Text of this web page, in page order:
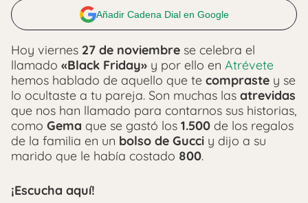
Añadir Cadena Dial en Google
Hoy viernes 27 de noviembre se celebra el
llamado «Black Friday» y por ello en Atrévete
hemos hablado de aquello que te compraste y se
lo ocultaste a tu pareja. Son muchas las atrevidas
que nos han llamado para contarnos sus historias,
como Gema que se gastó los 1.500 de los regalos
de la familia en un bolso de Gucci y dijo a su
marido que le había costado 800.
¡Escucha aquí!